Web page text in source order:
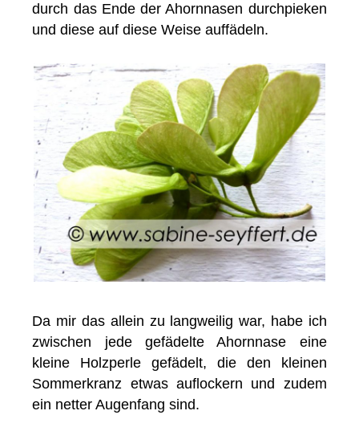
durch das Ende der Ahornnasen durchpieken
und diese auf diese Weise auffädeln.
Da mir das allein zu langweilig war, habe ich
zwischen jede gefädelte Ahornnase eine
kleine Holzperle gefädelt, die den kleinen
Sommerkranz etwas auflockern und zudem
ein netter Augenfang sind.